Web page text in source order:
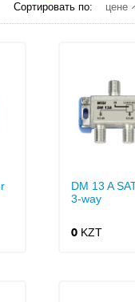
Сортировать по: цене
DM 13 A
3-way
0KZT